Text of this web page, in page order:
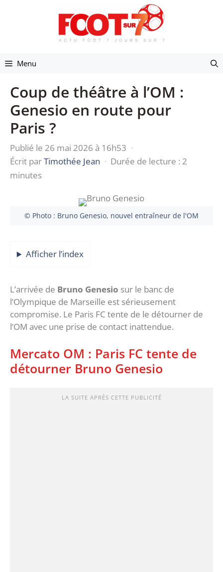
Menu
Coup de théâtre à l’OM :
Genesio en route pour
Paris ?
Publié le 26 mai 2026 à 16h53 ·
Écrit parTimothée Jean · Durée de lecture : 2
minutes
© Photo : Bruno Genesio, nouvel entraîneur de l'OM
Afficher l’index
L’arrivée de Bruno Genesio sur le banc de
l’Olympique de Marseille est sérieusement
compromise. Le Paris FC tente de le détourner de
l’OM avec une prise de contact inattendue.
Mercato OM : Paris FC tente de
détourner Bruno Genesio
LA SUITE APRÈS CETTE PUBLICITÉ